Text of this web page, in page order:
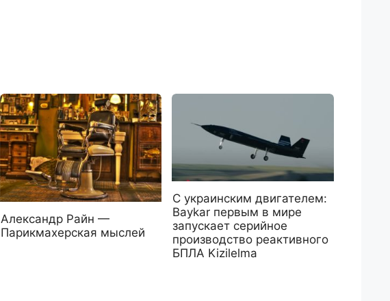
Александр Райн —
Парикмахерская мыслей
С украинским двигателем:
Baykar первым в мире
запускает серийное
производство реактивного
БПЛА Kizilelma